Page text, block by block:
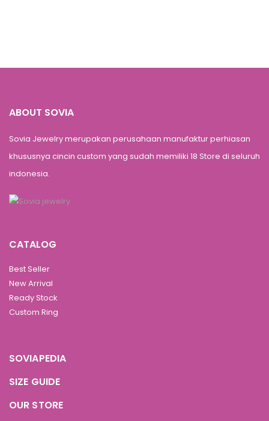
ABOUT SOVIA
Sovia Jewelry merupakan perusahaan manufaktur perhiasan
khususnya cincin custom yang sudah memiliki 18 Store di seluruh
indonesia.
CATALOG
Best Seller
New Arrival
Ready Stock
Custom Ring
SOVIAPEDIA
SIZE GUIDE
OUR STORE